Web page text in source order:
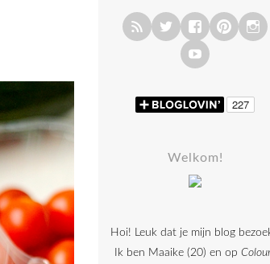
Welkom!
Hoi! Leuk dat je mijn blog
Ik ben Maaike (20) en op